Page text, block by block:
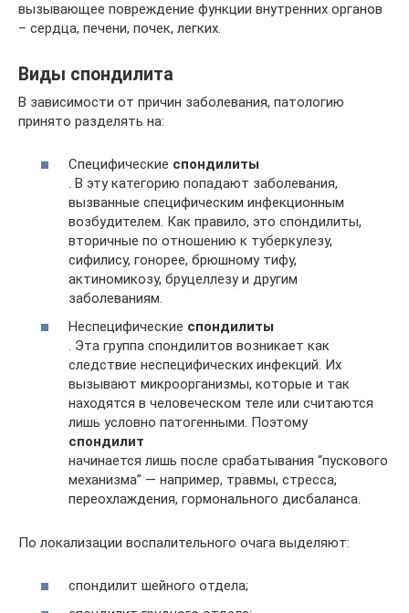
вызывающее повреждение функции внутренних органов
– сердца, печени, почек, легких.
Виды спондилита
В зависимости от причин заболевания, патологию
принято разделять на:
Специфические спондилиты
. В эту категорию попадают заболевания,
вызванные специфическим инфекционным
возбудителем. Как правило, это спондилиты,
вторичные по отношению к туберкулезу,
сифилису, гонорее, брюшному тифу,
актиномикозу, бруцеллезу и другим
заболеваниям.
Неспецифические спондилиты
. Эта группа спондилитов возникает как
следствие неспецифических инфекций. Их
вызывают микроорганизмы, которые и так
находятся в человеческом теле или считаются
лишь условно патогенными. Поэтому
спондилит
начинается лишь после срабатывания “пускового
механизма” — например, травмы, стресса,
переохлаждения, гормонального дисбаланса.
По локализации воспалительного очага выделяют:
спондилит шейного отдела;